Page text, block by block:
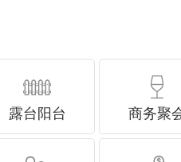
露台阳台 商务聚